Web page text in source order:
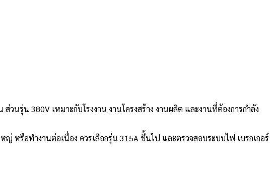
รุ่น 380V เหมาะกับโรงงาน งานโครงสร้าง งานผลิต และงานที่ต้องการกำลัง
หรือทำงานต่อเนื่อง ควรเลือกรุ่น 315A ขึ้นไป และตรวจสอบระบบไฟ เบรกเกอร์